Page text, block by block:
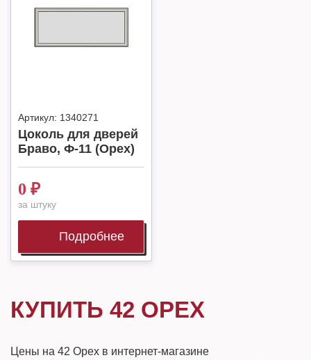
Артикул: 1340271
Цоколь для дверей
Браво, Ф-11 (Орех)
0 ₽
за штуку
Подробнее
КУПИТЬ 42 ОРЕХ
Цены на 42 Орех в интернет-магазине